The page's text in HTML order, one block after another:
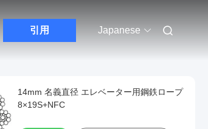
引用 Japanese
14mm 名義直径 エレベーター用鋼鉄ロープ
8×19S+NFC